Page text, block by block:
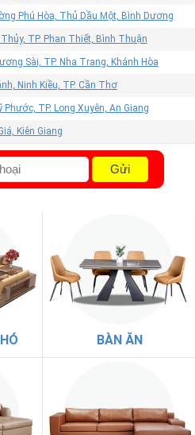
Phú Hòa, Thủ Dầu Một, Bình Dương
TP. Phan Thiết, Bình Thuận
Sài, TP. Nha Trang, Khánh Hòa
Ninh Kiều, TP. Cần Thơ
TP. Long Xuyên, An Giang
Kiên Giang
Gửi
BÀN ĂN